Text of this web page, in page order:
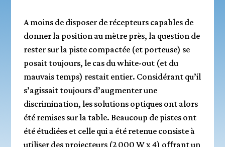
A moins de disposer de récepteurs capables de
donner la position au mètre près, la question de
rester sur la piste compactée (et porteuse) se
posait toujours, le cas du white-out (et du
mauvais temps) restait entier. Considérant qu’il
s’agissait toujours d’augmenter une
discrimination, les solutions optiques ont alors
été remises sur la table. Beaucoup de pistes ont
été étudiées et celle qui a été retenue consiste à
utiliser des projecteurs (2 000 W x 4) offrant un